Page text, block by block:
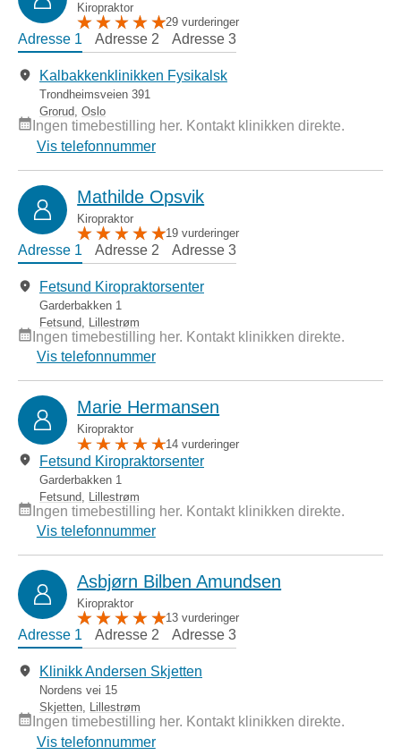
Kiropraktor
29 vurderinger
Adresse 1 Adresse 2 Adresse 3
Kalbakkenklinikken Fysikalsk
Trondheimsveien 391
Grorud, Oslo
Ingen timebestilling her. Kontakt klinikken direkte.
Vis telefonnummer
Mathilde Opsvik
Kiropraktor
19 vurderinger
Adresse 1 Adresse 2 Adresse 3
Fetsund Kiropraktorsenter
Garderbakken 1
Fetsund, Lillestrøm
Ingen timebestilling her. Kontakt klinikken direkte.
Vis telefonnummer
Marie Hermansen
Kiropraktor
14 vurderinger
Fetsund Kiropraktorsenter
Garderbakken 1
Fetsund Lillestrøm
Ingen timebestilling her. Kontakt klinikken direkte.
Vis telefonnummer
Asbjørn Bilben Amundsen
Kiropraktor
13 vurderinger
Adresse 1 Adresse 2 Adresse 3
Klinikk Andersen Skjetten
Nordens vei 15
Skjetten, Lillestrøm
Ingen timebestilling her. Kontakt klinikken direkte.
Vis telefonnummer